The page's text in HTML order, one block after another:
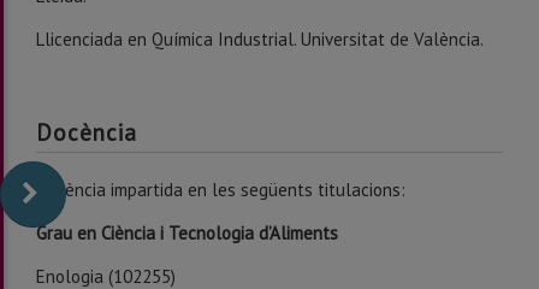
Llicenciada en Química Industrial. Universitat de València.
Docència
Docència impartida en les següents titulacions:
Grau en Ciència i Tecnologia d’Aliments
Enologia (102255)